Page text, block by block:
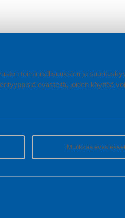
toiminnallisuuksien ja
evästeitä, joiden käyttöä
Muokkaa